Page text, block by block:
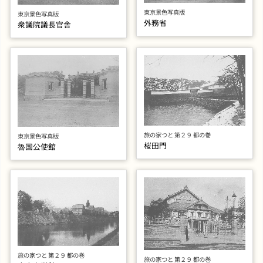
東京景色写真版
衆議院議長官舎
東京景色写真版
外務省
東京景色写真版
魯国公使館
旅の家つと 第２９ 都の巻
桜田門
旅の家つと 第２９ 都の巻 旅の家つと 第２９ 都の巻